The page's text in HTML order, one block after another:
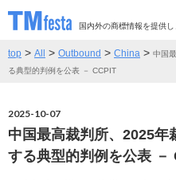
国内外の商標情報を提供し
SEMINAR/EVENT
CONTRIBUTORS 情報提供者
top > All > Outbound > China > 中国
る典型的判例を公表 － CCPIT
2025-10-07
中国最高裁判所、2025年
する典型的判例を公表 －